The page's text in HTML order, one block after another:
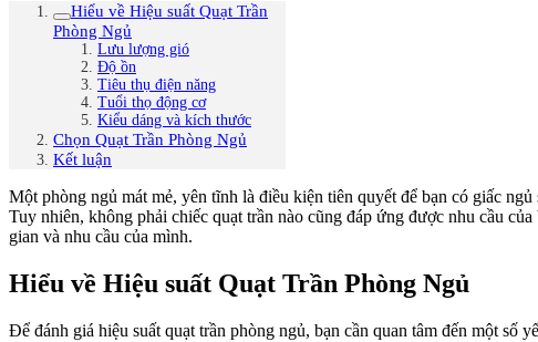
Hiểu về Hiệu suất Quạt Trần
Phòng Ngủ
Lưu lượng gió
Độ ồn
Tiêu thụ điện năng
Tuổi thọ động cơ
Kiểu dáng và kích thước
Chọn Quạt Trần Phòng Ngủ
Kết luận
Một phòng ngủ mát mẻ, yên tĩnh là điều kiện tiên quyết để bạn có giấc
Tuy nhiên, không phải chiếc quạt trần nào cũng đáp ứng được nhu cầu
gian và nhu cầu của mình.
Hiểu về Hiệu suất Quạt Trần Phòng Ngủ
Để đánh giá hiệu suất quạt trần phòng ngủ, bạn cần quan tâm đến một số